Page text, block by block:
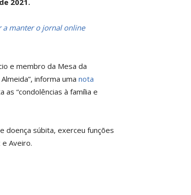
2021.
a manter o jornal online
e membro da Mesa da
informa uma nota
as “condolências à família e
doença súbita, exerceu funções
Aveiro.